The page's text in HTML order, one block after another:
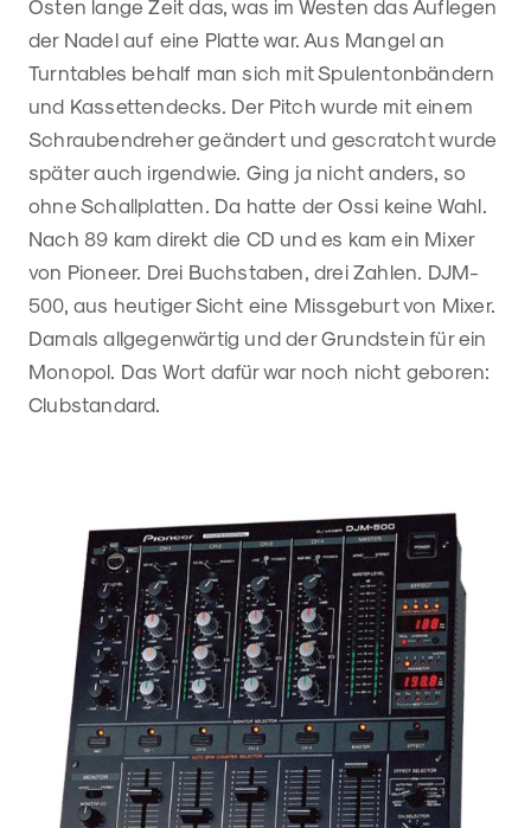
Osten lange Zeit das, was im Westen das Auflegen
der Nadel auf eine Platte war. Aus Mangel an
Turntables behalf man sich mit Spulentonbändern
und Kassettendecks. Der Pitch wurde mit einem
Schraubendreher geändert und gescratcht wurde
später auch irgendwie. Ging ja nicht anders, so
ohne Schallplatten. Da hatte der Ossi keine Wahl.
Nach 89 kam direkt die CD und es kam ein Mixer
von Pioneer. Drei Buchstaben, drei Zahlen. DJM-
500, aus heutiger Sicht eine Missgeburt von Mixer.
Damals allgegenwärtig und der Grundstein für ein
Monopol. Das Wort dafür war noch nicht geboren:
Clubstandard.